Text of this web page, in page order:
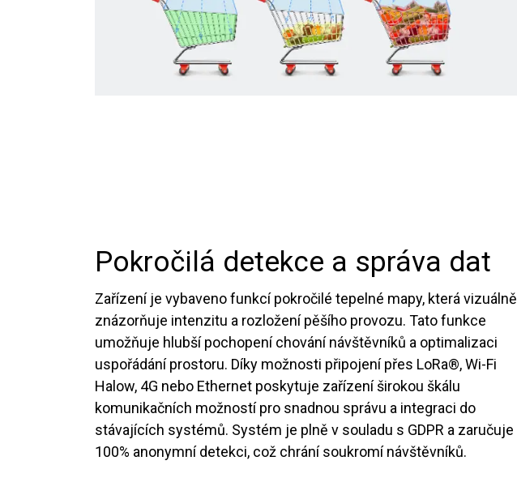
Pokročilá detekce a správa dat
Zařízení je vybaveno funkcí pokročilé tepelné mapy, která vizuálně
znázorňuje intenzitu a rozložení pěšího provozu. Tato funkce
umožňuje hlubší pochopení chování návštěvníků a optimalizaci
uspořádání prostoru. Díky možnosti připojení přes LoRa®, Wi-Fi
Halow, 4G nebo Ethernet poskytuje zařízení širokou škálu
komunikačních možností pro snadnou správu a integraci do
stávajících systémů. Systém je plně v souladu s GDPR a zaručuje
100% anonymní detekci, což chrání soukromí návštěvníků.